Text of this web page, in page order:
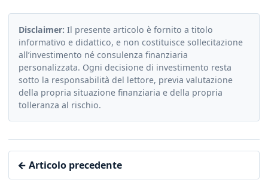
Disclaimer: Il presente articolo è fornito a titolo
informativo e didattico, e non costituisce sollecitazione
all’investimento né consulenza finanziaria
personalizzata. Ogni decisione di investimento resta
sotto la responsabilità del lettore, previa valutazione
della propria situazione finanziaria e della propria
tolleranza al rischio.
← Articolo precedente